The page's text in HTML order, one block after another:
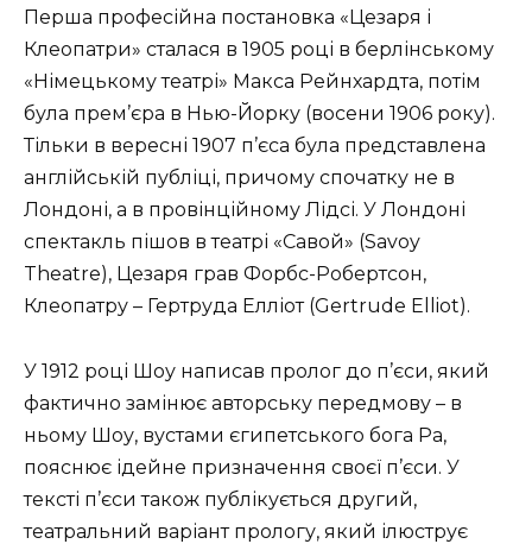
Перша професійна постановка «Цезаря і
Клеопатри» сталася в 1905 році в берлінському
«Німецькому театрі» Макса Рейнхардта, потім
була прем’єра в Нью-Йорку (восени 1906 року).
Тільки в вересні 1907 п’єса була представлена ​​
англійській публіці, причому спочатку не в
Лондоні, а в провінційному Лідсі. У Лондоні
спектакль пішов в театрі «Савой» (Savoy
Theatre), Цезаря грав Форбс-Робертсон,
Клеопатру – Гертруда Елліот (Gertrude Elliot).
У 1912 році Шоу написав пролог до п’єси, який
фактично замінює авторську передмову – в
ньому Шоу, вустами єгипетського бога Ра,
пояснює ідейне призначення своєї п’єси. У
тексті п’єси також публікується другий,
театральний варіант прологу, який ілюструє